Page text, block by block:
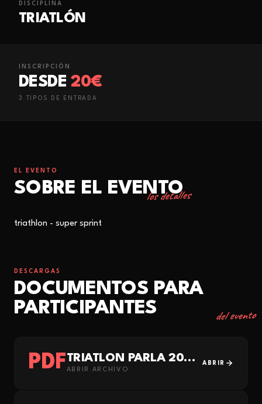
DISCIPLINA
TRIATLÓN
INSCRIPCIÓN
DESDE 20€
3 TIPO S DE ENTRADA
EL EVENTO
SOBRE EL EVENTO
los detalles
triathlon - super sprint
DESCARGAS
DOCUMENTOS PARA
PARTICIPANTES
del evento
PDF TRIATLON PARLA 2026 INFO
ABRIR ARCHIVO
ABRIR